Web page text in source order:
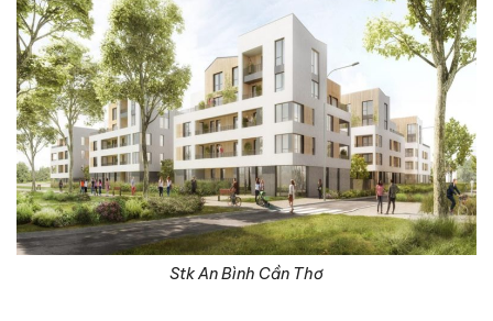
Stk An Bình Cần Thơ